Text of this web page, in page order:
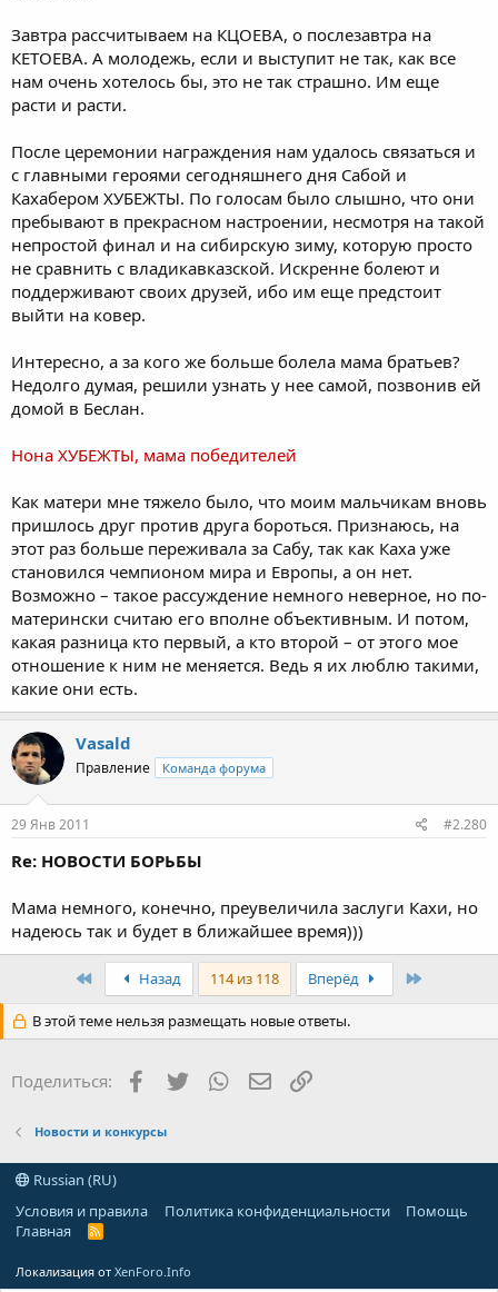
Завтра рассчитываем на КЦОЕВА, о послезавтра на
КЕТОЕВА. А молодежь, если и выступит не так, как все
нам очень хотелось бы, это не так страшно. Им еще
расти и расти.
После церемонии награждения нам удалось связаться и
с главными героями сегодняшнего дня Сабой и
Кахабером ХУБЕЖТЫ. По голосам было слышно, что они
пребывают в прекрасном настроении, несмотря на такой
непростой финал и на сибирскую зиму, которую просто
не сравнить с владикавказской. Искренне болеют и
поддерживают своих друзей, ибо им еще предстоит
выйти на ковер.
Интересно, а за кого же больше болела мама братьев?
Недолго думая, решили узнать у нее самой, позвонив ей
домой в Беслан.
Нона ХУБЕЖТЫ, мама победителей
Как матери мне тяжело было, что моим мальчикам вновь
пришлось друг против друга бороться. Признаюсь, на
этот раз больше переживала за Сабу, так как Каха уже
становился чемпионом мира и Европы, а он нет.
Возможно – такое рассуждение немного неверное, но по-
матерински считаю его вполне объективным. И потом,
какая разница кто первый, а кто второй – от этого мое
отношение к ним не меняется. Ведь я их люблю такими,
какие они есть.
Vasald
Правление Команда форума
29 Янв 2011 #2.280
Re: НОВОСТИ БОРЬБЫ
Мама немного, конечно, преувеличила заслуги Кахи, но
надеюсь так и будет в ближайшее время)))
Назад 114 из 118 Вперёд
В этой теме нельзя размещать новые ответы.
Поделиться: Facebook
Twitter WhatsAppЭлектронная почта
Новости и конкурсы
Russian (RU)
Условия и правила
Политика конфиденциальности
Помощь
Главная
R
Локализация от XenForo.Info